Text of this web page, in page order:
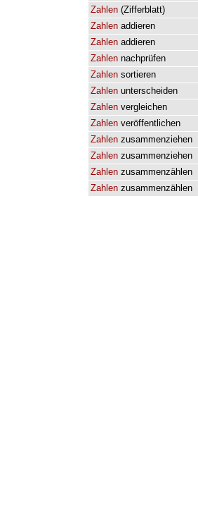
Zahlen (Zifferblatt)
Zahlen addieren
Zahlen addieren
Zahlen nachprüfen
Zahlen sortieren
Zahlen unterscheiden
Zahlen vergleichen
Zahlen veröffentlichen
Zahlen zusammenziehen
Zahlen zusammenziehen
Zahlen zusammenzählen
Zahlen zusammenzählen